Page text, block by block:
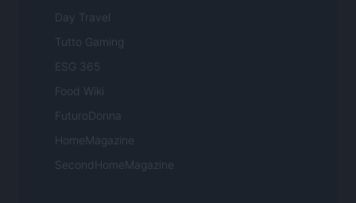
Day Travel
Tutto Gaming
ESG 365
Food Wiki
FuturoDonna
HomeMagazine
SecondHomeMagazine